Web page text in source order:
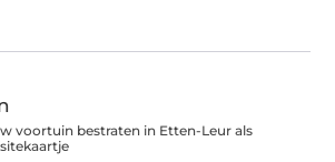
voortuin bestraten in Etten-Leur als